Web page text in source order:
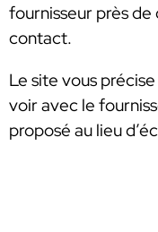
fournisseur près
contact.
Le site vous
voir avec le
proposé au lieu